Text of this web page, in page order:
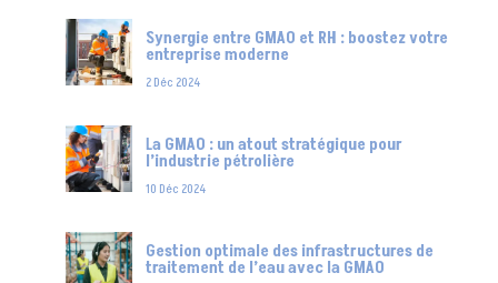
Synergie entre GMAO et RH : boostez votre
entreprise moderne
2 Déc 2024
La GMAO : un atout stratégique pour
l’industrie pétrolière
10 Déc 2024
Gestion optimale des infrastructures de
traitement de l’eau avec la GMAO